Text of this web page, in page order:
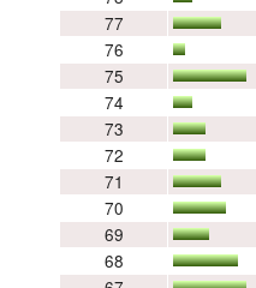
77
76
75
74
73
72
71
70
69
68